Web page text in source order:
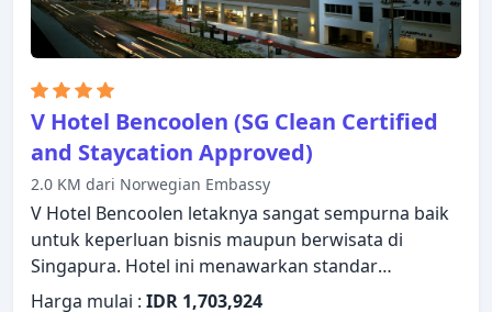
V Hotel Bencoolen (SG Clean Certified
and Staycation Approved)
2.0 KM dari Norwegian Embassy
V Hotel Bencoolen letaknya sangat sempurna baik
untuk keperluan bisnis maupun berwisata di
Singapura. Hotel ini menawarkan standar
pelayanan dan fasilitas yang tinggi untuk
Harga mulai : IDR 1,703,924